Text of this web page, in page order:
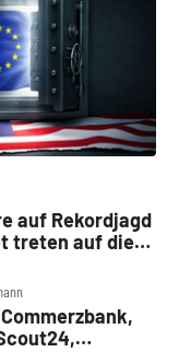
auf Rekordjagd
treten auf die